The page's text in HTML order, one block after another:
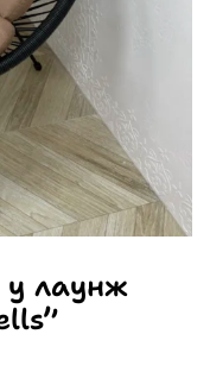
лаунж